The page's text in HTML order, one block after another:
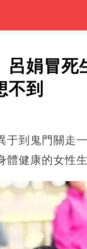
呂娟冒
不到
于到鬼門關走
體健康的女性